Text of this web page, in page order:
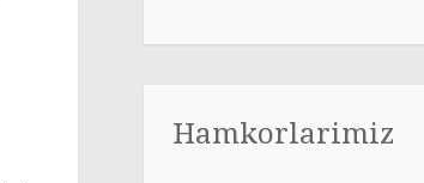
Hamkorlarimiz